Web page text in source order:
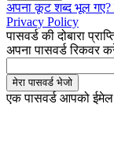
अपना कूट शब्द भूल
Privacy Policy
पासवर्ड की दोबारा
अपना पासवर्ड रिकवर
एक पासवर्ड आपको ईमेल